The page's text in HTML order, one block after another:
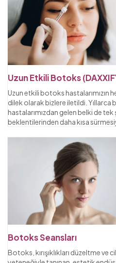
Uzun Etkili Botoks
Uzun etkili botoks hastalarımızın
dilek olarak bizlere iletildi. Yıllarca
hastalarımızdan gelen belki de
beklentilerinden daha kısa
Botoks Seansları
Botoks, kırışıklıkları düzeltme ve